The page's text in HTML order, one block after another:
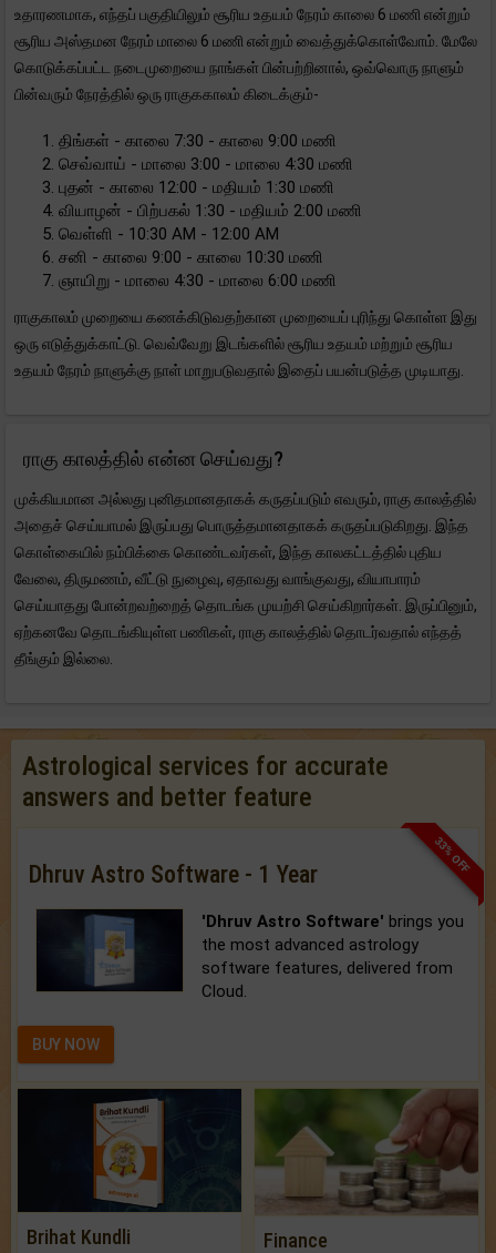
உதாரணமாக, எந்தப் பகுதியிலும் சூரிய உதயம் நேரம் காலை 6 மணி என்றும்
சூரிய அஸ்தமன நேரம் மாலை 6 மணி என்றும் வைத்துக்கொள்வோம். மேலே
கொடுக்கப்பட்ட நடைமுறையை நாங்கள் பின்பற்றினால், ஒவ்வொரு நாளும்
பின்வரும் நேரத்தில் ஒரு ராகுககாலம் கிடைக்கும்-
திங்கள் - காலை 7:30 - காலை 9:00 மணி
செவ்வாய் - மாலை 3:00 - மாலை 4:30 மணி
புதன் - காலை 12:00 - மதியம் 1:30 மணி
வியாழன் - பிற்பகல் 1:30 - மதியம் 2:00 மணி
வெள்ளி - 10:30 AM - 12:00 AM
சனி - காலை 9:00 - காலை 10:30 மணி
ஞாயிறு - மாலை 4:30 - மாலை 6:00 மணி
ராகுகாலம் முறையை கணக்கிடுவதற்கான முறையைப் புரிந்து கொள்ள இது
ஒரு எடுத்துக்காட்டு. வெவ்வேறு இடங்களில் சூரிய உதயம் மற்றும் சூரிய
உதயம் நேரம் நாளுக்கு நாள் மாறுபடுவதால் இதைப் பயன்படுத்த முடியாது.
ராகு காலத்தில் என்ன செய்வது?
முக்கியமான அல்லது புனிதமானதாகக் கருதப்படும் எவரும், ராகு காலத்தில்
அதைச் செய்யாமல் இருப்பது பொருத்தமானதாகக் கருதப்படுகிறது. இந்த
கொள்கையில் நம்பிக்கை கொண்டவர்கள், இந்த காலகட்டத்தில் புதிய
வேலை, திருமணம், வீட்டு நுழைவு, ஏதாவது வாங்குவது, வியாபாரம்
செய்யாதது போன்றவற்றைத் தொடங்க முயற்சி செய்கிறார்கள். இருப்பினும்,
ஏற்கனவே தொடங்கியுள்ள பணிகள், ராகு காலத்தில் தொடர்வதால் எந்தத்
தீங்கும் இல்லை.
Astrological services for accurate
answers and better feature
33% OFF
Dhruv Astro Software - 1 Year
'Dhruv Astro Software' brings you
the most advanced astrology
software features, delivered from
Cloud.
BUY NOW
Brihat Kundli Finance